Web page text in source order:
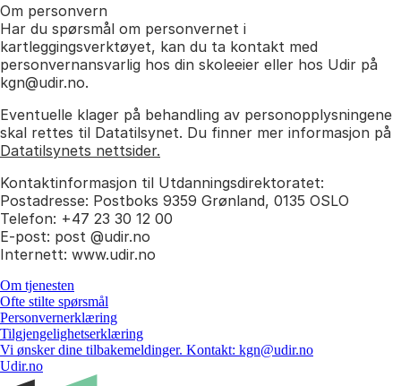
Om personvern
Har du spørsmål om personvernet i
kartleggingsverktøyet, kan du ta kontakt med
personvernansvarlig hos din skoleeier eller hos Udir på
kgn@udir.no.
Eventuelle klager på behandling av personopplysningene
skal rettes til Datatilsynet. Du finner mer informasjon på
Datatilsynets nettsider.
Kontaktinformasjon til Utdanningsdirektoratet:
Postadresse: Postboks 9359 Grønland, 0135 OSLO
Telefon: +47 23 30 12 00
E-post: post @udir.no
Internett: www.udir.no
Om tjenesten
Ofte stilte spørsmål
Personvernerklæring
Tilgjengelighetserklæring
Vi ønsker dine tilbakemeldinger. Kontakt: kgn@udir.no
Udir.no